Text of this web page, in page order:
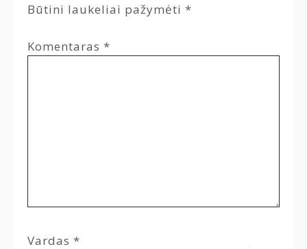
Būtini laukeliai pažymėti *
Komentaras *
Vardas *